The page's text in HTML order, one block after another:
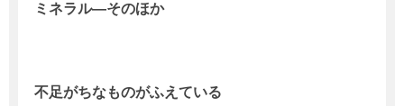
ミネラル―そのほか
不足がちなものがふえている